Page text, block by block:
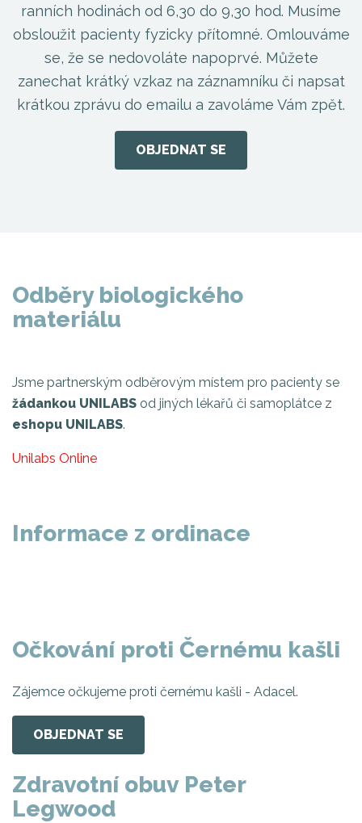
ranních hodinách od 6,30 do 9,30 hod. Musíme
obsloužit pacienty fyzicky přítomné. Omlouváme
se, že se nedovoláte napoprvé. Můžete
zanechat krátký vzkaz na záznamníku či napsat
krátkou zprávu do emailu a zavoláme Vám zpět.
OBJEDNAT SE
Odběry biologického
materiálu
Jsme partnerským odběrovým místem pro pacienty se
žádankou UNILABS od jiných lékařů či samoplátce z
eshopu UNILABS.
Unilabs Online
Informace z ordinace
Očkování proti Černému kašli
Zájemce očkujeme proti černému kašli - Adacel.
OBJEDNAT SE
Zdravotní obuv Peter
Legwood